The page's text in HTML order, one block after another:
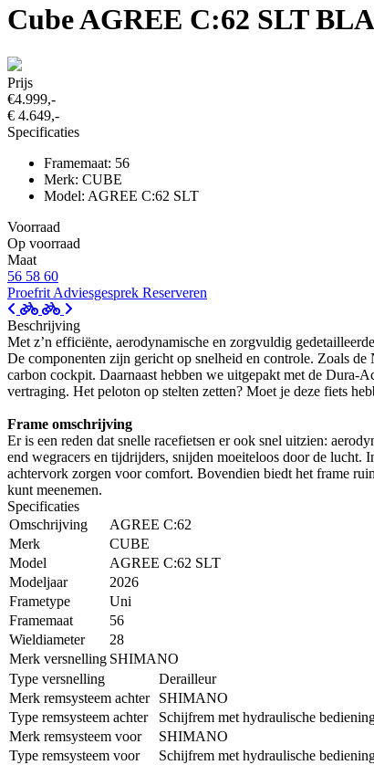
Cube AGREE C:62 SLT
Prijs
€4.999,-
€ 4.649,-
Specificaties
Framemaat: 56
Merk: CUBE
Model: AGREE C:62 SLT
Voorraad
Op voorraad
Maat
56 58 60
Proefrit Adviesgesprek Reserveren
Beschrijving
Met z’n efficiënte, aerodynamische en zorgvuldig
De componenten zijn gericht op snelheid en controle. Zoals
carbon cockpit. Daarnaast hebben we uitgepakt met de Dura-
vertraging. Het peloton op stelten zetten? Moet je deze fiets
Frame omschrijving
Er is een reden dat snelle racefietsen er ook snel uitzien:
end wegracers en tijdrijders, snijden moeiteloos door de lucht.
achtervork zorgen voor comfort. Bovendien biedt het frame
kunt meenemen.
Specificaties
Omschrijving
AGREE C:62
Merk
CUBE
Model
AGREE C:62 SLT
Modeljaar
2026
Frametype
Uni
Framemaat
56
Wieldiameter
28
Merk versnelling SHIMANO
Type versnelling
Derailleur
Merk remsysteem achter
SHIMANO
Type remsysteem achter
Schijfrem met hydraulische
Merk remsysteem voor
SHIMANO
Type remsysteem voor
Schijfrem met hydraulische